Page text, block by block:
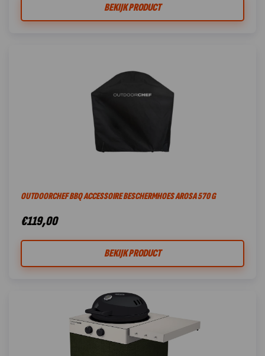
BEKIJK PRODUCT
OUTDOORCHEF BBQ ACCESSOIRE BESCHERMHOES AROSA 570 G
€119,00
BEKIJK PRODUCT